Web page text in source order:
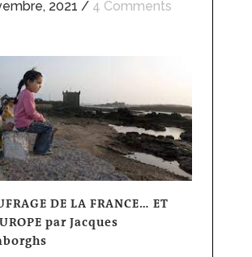
2021 / 4 Comments
DE LA FRANCE… ET
par Jacques